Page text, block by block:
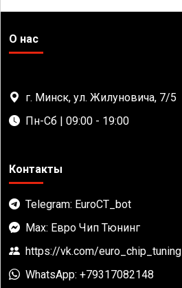
О нас
г. Минск, ул. Жилуновича, 7/5
Пн-Сб | 09:00 - 19:00
Контакты
Telegram: EuroCT_bot
Max: Евро Чип Тюнинг
https://vk.com/euro_chip_tuning
WhatsApp: +79317082148